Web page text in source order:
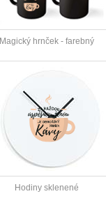
Magický hrnček - farebný
Hodiny sklenené